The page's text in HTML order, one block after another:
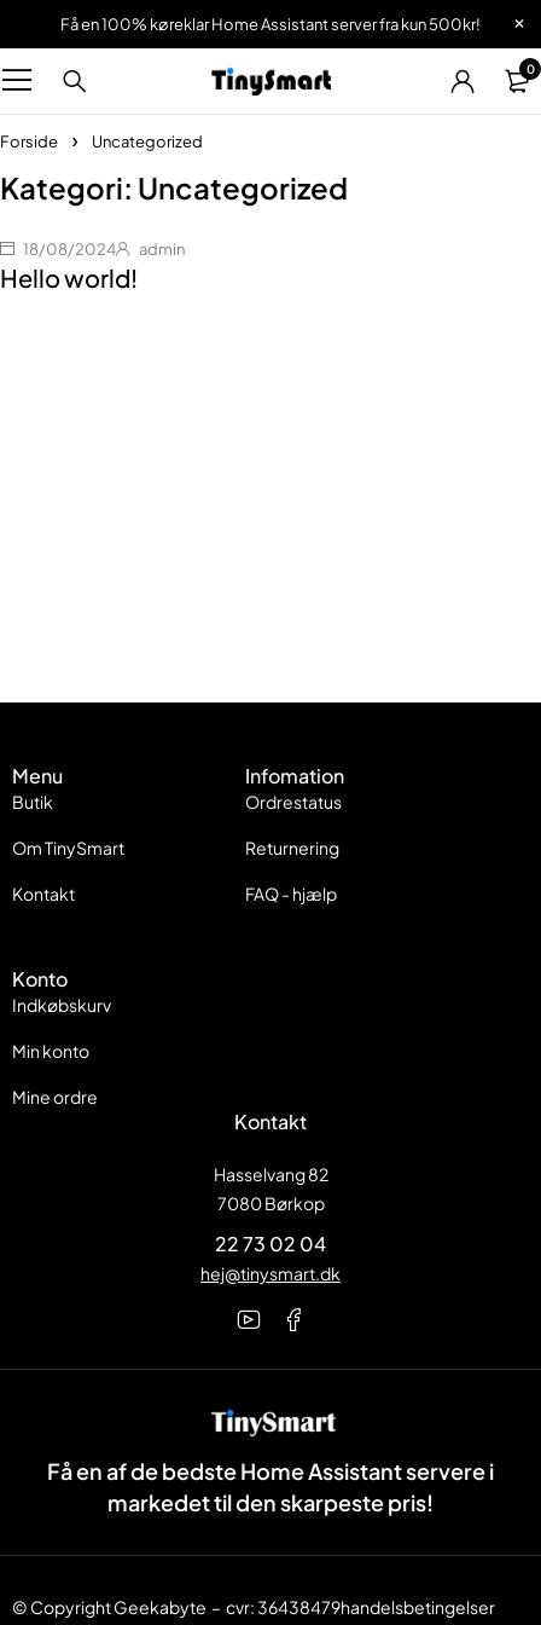
Få en 100% køreklar Home Assistant server fra kun 500kr!
0
Forside Uncategorized
Kategori: Uncategorized
18/08/2024 admin
Hello world!
Få en af de bedste Home Assistant servere i
markedet til den skarpeste pris!
Menu
Butik
Om TinySmart
Kontakt
Infomation
Ordrestatus
Returnering
FAQ - hjælp
Konto
Indkøbskurv
Min konto
Mine ordre
Kontakt
Hasselvang 82
7080 Børkop
22 73 02 04
hej@tinysmart.dk
© CopyrightGeekabyte – cvr: 36438479handelsbetingelser